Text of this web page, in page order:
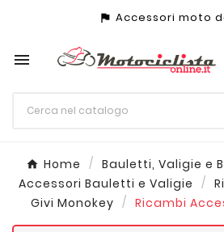
assistant_photo Accessori moto

Home Bauletti, Valigie e
Accessori Bauletti e Valigie
Givi Monokey
Ricambi